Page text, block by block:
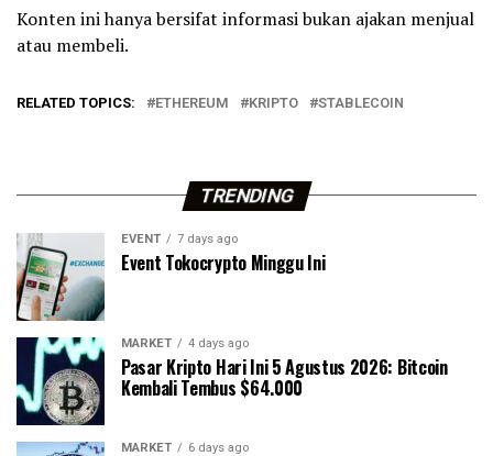
Konten ini hanya bersifat informasi bukan ajakan menjual
atau membeli.
RELATED TOPICS: ETHEREUM KRIPTO STABLECOIN
TRENDING
EVENT 7 days ago
Event Tokocrypto Minggu Ini
MARKET 4 days ago
Pasar Kripto Hari Ini 5 Agustus 2026: Bitcoin
Kembali Tembus $64.000
MARKET 6 days ago